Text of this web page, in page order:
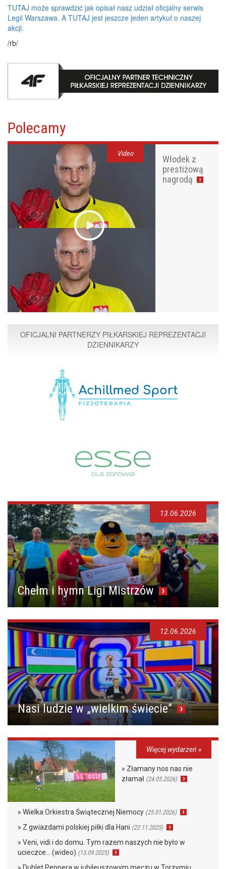
TUTAJ może sprawdzić jak opisał nasz udział oficjalny serwis
Legii Warszawa. A TUTAJ jest jeszcze jeden artykuł o naszej
akcji.
/rb/
Polecamy
Video
Włodek z
prestiżową
nagrodą
OFICJALNI PARTNERZY PIŁKARSKIEJ REPREZENTACJI
DZIENNIKARZY
Chełm i hymn Ligi Mistrzów
13.06.2026
Nasi ludzie w „wielkim świecie”
12.06.2026
Więcej wydarzeń »
» Złamany nos nas nie
złamał (24.05.2026)
» Wielka Orkiestra Świątecznej Niemocy (25.01.2026)
» Z gwiazdami polskiej piłki dla Hani (22.11.2025)
» Veni, vidi i do domu. Tym razem naszych nie było w
ucieczce… (wideo) (13.09.2025)
» Dublet Peppera w jubileuszowym meczu w Torzymiu